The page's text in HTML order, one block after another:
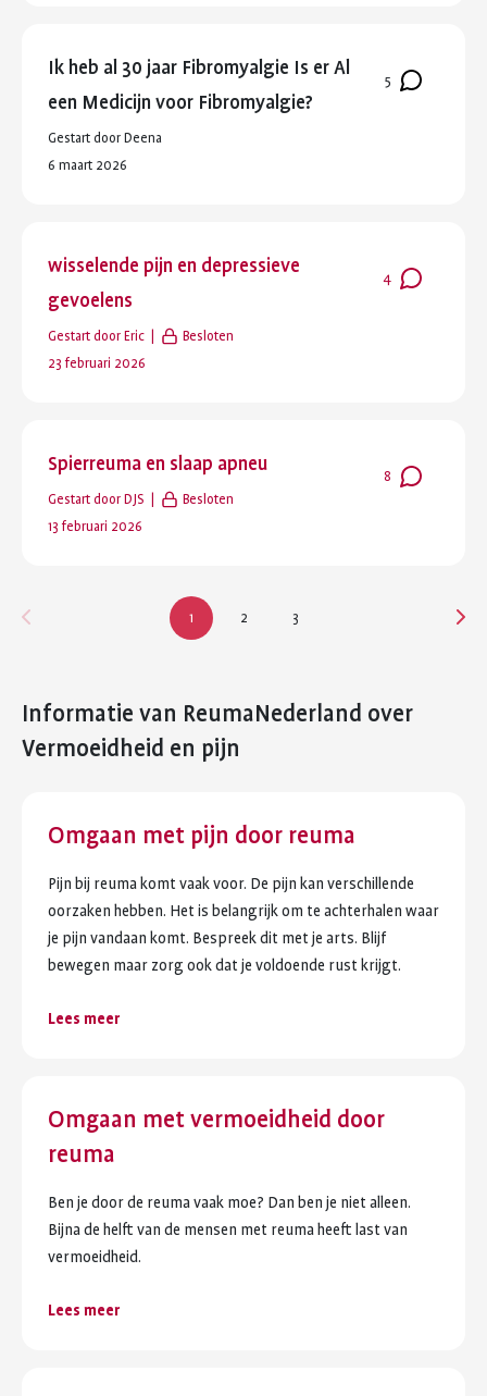
Ik heb al 30 jaar Fibromyalgie Is er Al
een Medicijn voor Fibromyalgie?
Gestart door Deena
Laatste
6 maart 2026
Aantal
5
wisselende pijn en depressieve
gevoelens
Gestart door Eric
Besloten
Laatste
23 februari 2026
Aantal
4
Spierreuma en slaap apneu
Gestart door DJS
Besloten
Laatste
13 februari 2026
Aantal
8
1 2 3
Informatie van ReumaNederland over
Vermoeidheid en pijn
Omgaan met pijn door reuma
Pijn bij reuma komt vaak voor. De pijn kan verschillende
oorzaken hebben. Het is belangrijk om te achterhalen waar
je pijn vandaan komt. Bespreek dit met je arts. Blijf
bewegen maar zorg ook dat je voldoende rust krijgt.
Lees meer
Omgaan met vermoeidheid door
reuma
Ben je door de reuma vaak moe? Dan ben je niet alleen.
Bijna de helft van de mensen met reuma heeft last van
vermoeidheid.
Lees meer